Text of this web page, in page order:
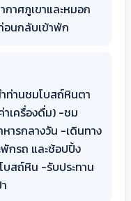
าศภูเขาและหมอก
อนกลับเข้าพัก
ำท่านชมโบสถ์หินตา
าเครื่องดื่ม) -ชม
ารกลางวัน -เดินทาง
กรถ และช้อปปิ้ง
บสถ์หิน -รับประทาน